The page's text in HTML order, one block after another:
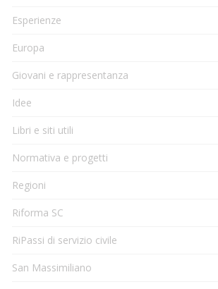
Esperienze
Europa
Giovani e rappresentanza
Idee
Libri e siti utili
Normativa e progetti
Regioni
Riforma SC
RiPassi di servizio civile
San Massimiliano